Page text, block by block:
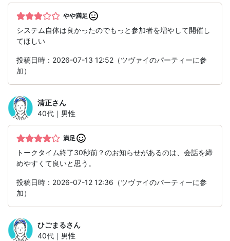
やや満足
システム自体は良かったのでもっと参加者を増やして開催し
てほしい
投稿日時：2026-07-13 12:52（ツヴァイのパーティーに参
加）
清正さん
40代｜男性
満足
トークタイム終了30秒前？のお知らせがあるのは、会話を締
めやすくて良いと思う。
投稿日時：2026-07-12 12:36（ツヴァイのパーティーに参
加）
ひごまるさん
40代｜男性